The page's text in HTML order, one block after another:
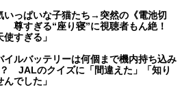
いっぱいな子猫たち→突然の《電池切
尊すぎる“座り寝”に視聴者もん絶！
使すぎる」
イルバッテリーは何個まで機内持ち込み
JALのクイズに「間違えた」「知り
んでした」